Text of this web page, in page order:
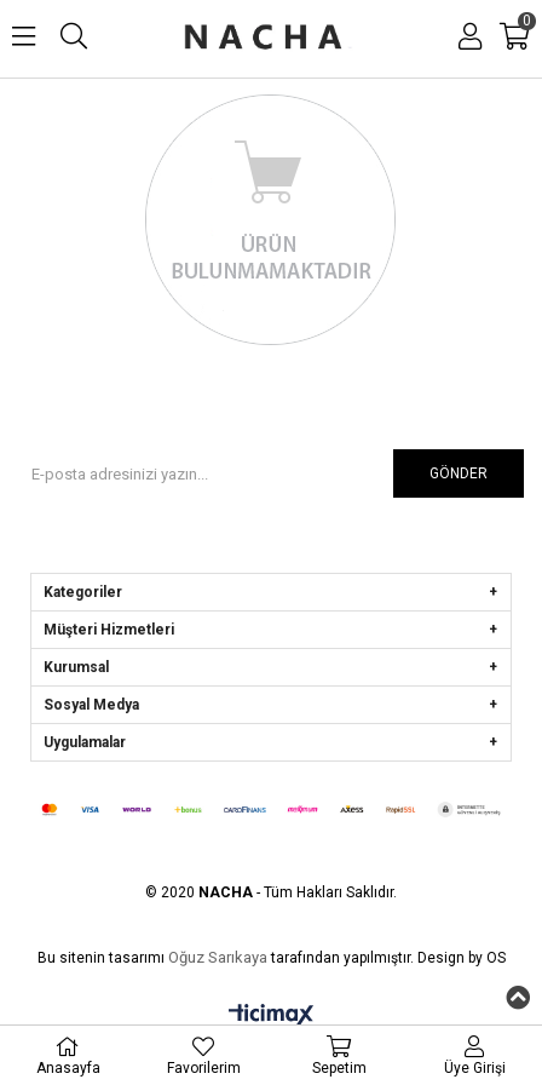
0
GÖNDER
Kategoriler
Müşteri Hizmetleri
Kurumsal
Sosyal Medya
Uygulamalar
© 2020 NACHA - Tüm Hakları Saklıdır.
Bu sitenin tasarımı Oğuz Sarıkaya tarafından yapılmıştır. Design by OS
Anasayfa Favorilerim Sepetim Üye Girişi